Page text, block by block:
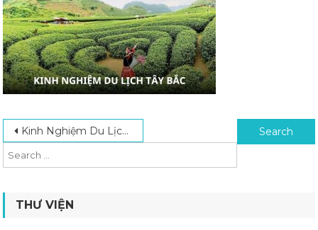
Post navigation
Kinh Nghiệm Du Lịch Tây Bắc Mùa Nào Đẹp Nhất, Lý Tưởng Nhất Search for:
THƯ VIỆN